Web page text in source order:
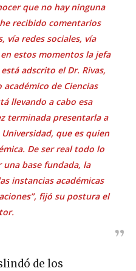
que no hay ninguna
recibido comentarios
vía redes sociales, vía
estos momentos la jefa
adscrito el Dr. Rivas,
de Ciencias
llevando a cabo esa
terminada presentarla a
que es quien
De ser real todo lo
una base fundada, la
instancias académicas
fijó su postura el
de los